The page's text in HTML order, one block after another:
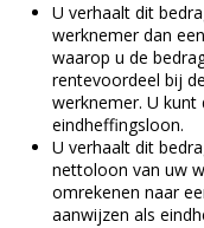
U verhaalt dit
werknemer dan
waarop u de
rentevoordeel bij
werknemer. U
eindheffingsloon.
U verhaalt dit
nettoloon van uw
omrekenen naar
aanwijzen als